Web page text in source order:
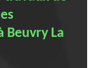
Beuvry La